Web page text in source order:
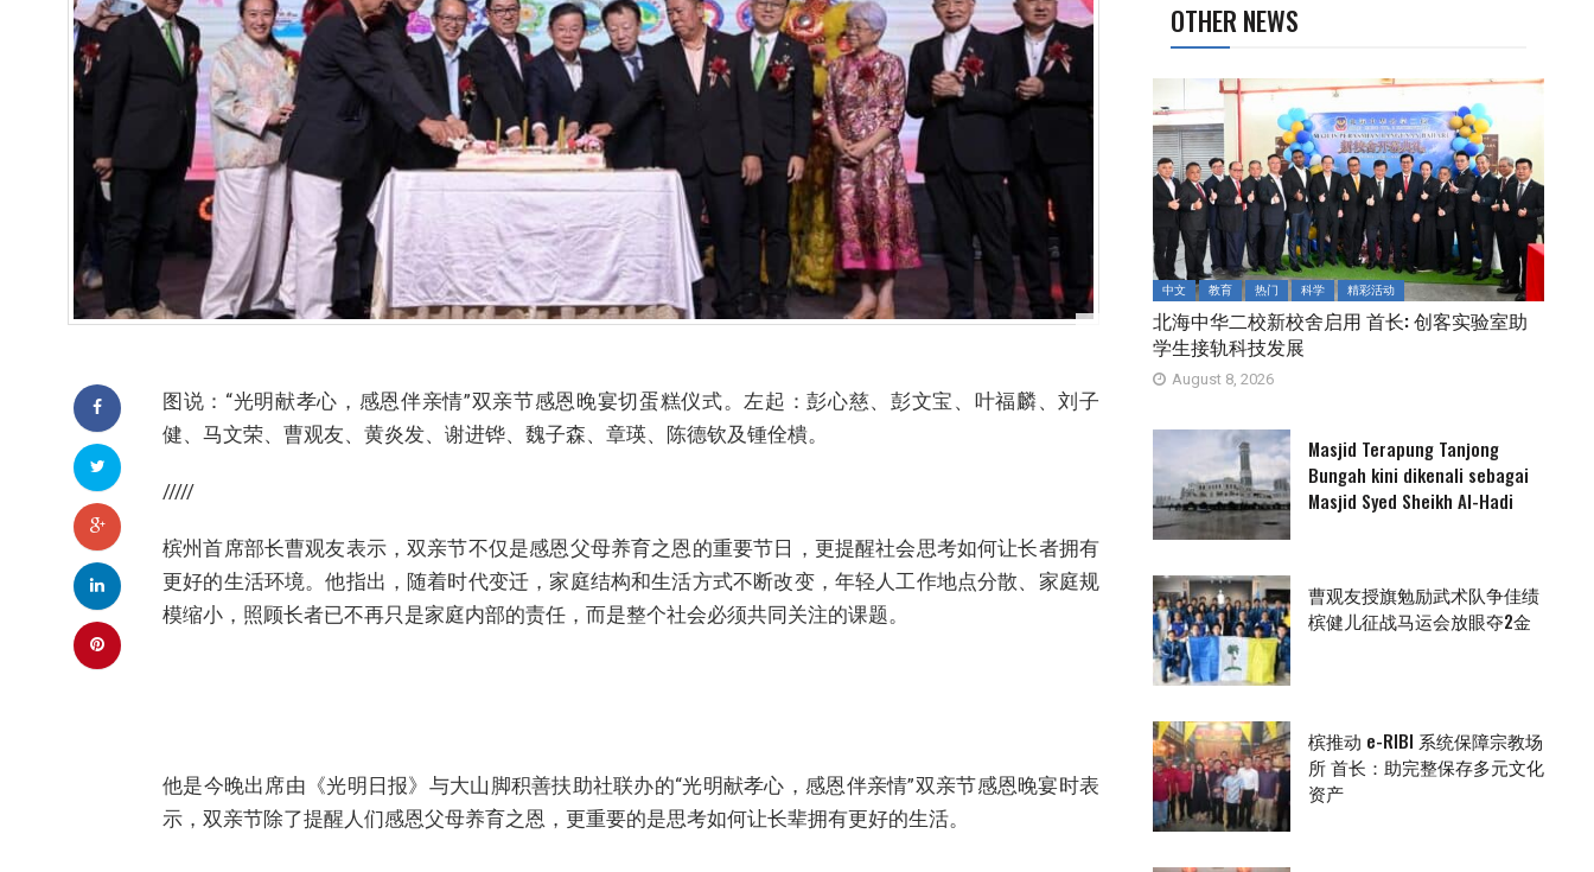
图说：“光明献孝心，感恩伴亲情”双亲节感恩晚宴切蛋糕仪式。左起：彭心慈、彭文宝、叶福麟、刘子
健、马文荣、曹观友、黄炎发、谢进铧、魏子森、章瑛、陈德钦及锺佺樻。
/////
槟州首席部长曹观友表示，双亲节不仅是感恩父母养育之恩的重要节日，更提醒社会思考如何让长者拥有
更好的生活环境。他指出，随着时代变迁，家庭结构和生活方式不断改变，年轻人工作地点分散、家庭规
模缩小，照顾长者已不再只是家庭内部的责任，而是整个社会必须共同关注的课题。
他是今晚出席由《光明日报》与大山脚积善扶助社联办的“光明献孝心，感恩伴亲情”双亲节感恩晚宴时表
示，双亲节除了提醒人们感恩父母养育之恩，更重要的是思考如何让长辈拥有更好的生活。
OTHER NEWS
中文 教育 热门 科学 精彩活动
北海中华二校新校舍启用 首长: 创客实验室助
学生接轨科技发展
August 8, 2026
Masjid Terapung Tanjong
Bungah kini dikenali sebagai
Masjid Syed Sheikh Al-Hadi
曹观友授旗勉励武术队争佳绩
槟健儿征战马运会放眼夺2金
槟推动 e-RIBI 系统保障宗教场
所 首长：助完整保存多元文化
资产